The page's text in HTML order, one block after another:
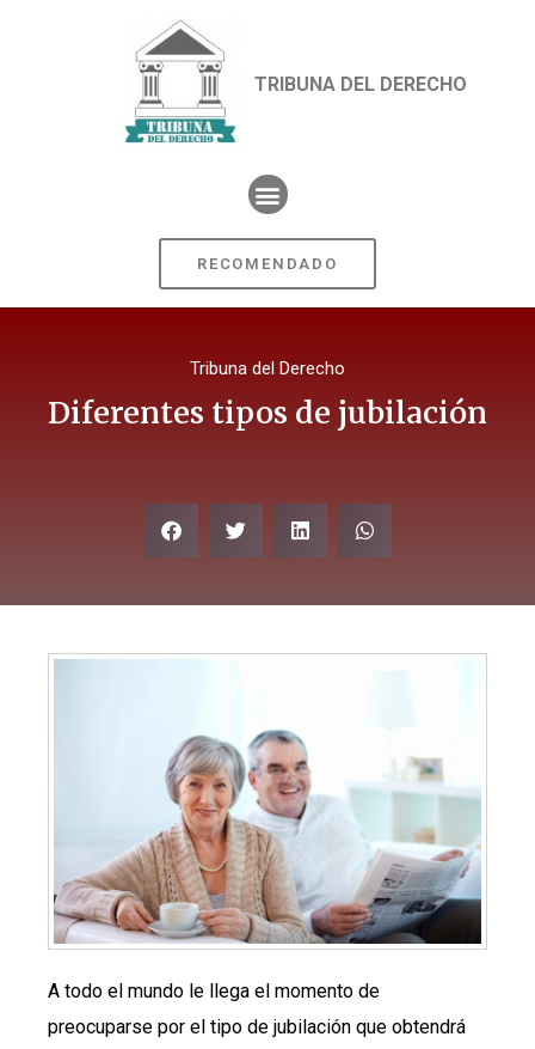
TRIBUNA DEL DERECHO
RECOMENDADO
Tribuna del Derecho
Diferentes tipos de jubilación
A todo el mundo le llega el momento de
preocuparse por el tipo de jubilación que obtendrá